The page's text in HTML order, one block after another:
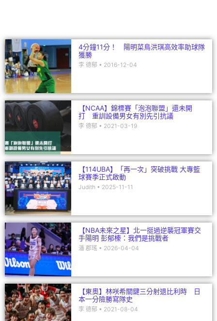
4分鐘11分！ 陽明菜鳥洪琪高效率助球隊
獲勝
李 德郁 2016-12-04
【NCAA】錦標賽「泡泡聯盟」還未開
打 重訓設備男女有別先引抗議
李 德郁 2021-03-19
【114UBA】「再一次」突破挑戰 大專籃
球賽季正式啟動
Judith 2025-11-11
【NBA未來之星】北一挺過逆襲冠軍賽交
手陽明 彭郁榛：我們是挑戰者
潘 郡瑤 2026-04-04
【東奧】林咲希關鍵三分射退比利時 日
本一分險勝寫隊史
李 德郁 2021-08-04